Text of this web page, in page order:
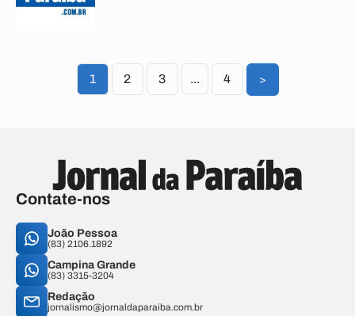
1 2 3 ... 4 >
Contate-nos
João Pessoa
(83) 2106.1892
Campina Grande
(83) 3315-3204
Redação
jornalismo@jornaldaparaiba.com.br